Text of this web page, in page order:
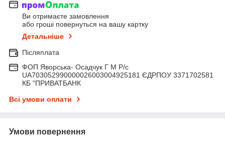
Ви отримаєте замовлення
або гроші повернуться на вашу картку
Детальніше
Післяплата
ФОП Яворська- Осадчук Г М Р/c
UA703052990000026003004925181 ЄДРПОУ 3371702581
КБ "ПРИВАТБАНК
Всі умови оплати
Умови повернення